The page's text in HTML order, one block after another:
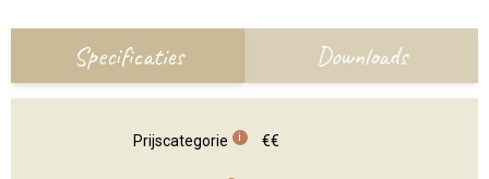
Specificaties Downloads
Prijscategorie i €€